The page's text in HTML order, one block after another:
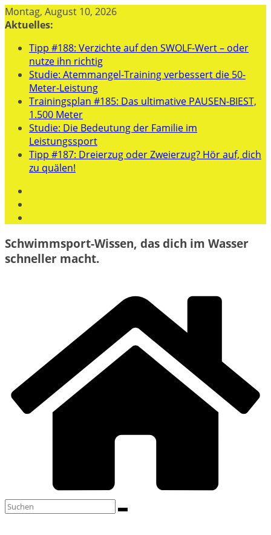
Zum
Inhalt
Montag, August 10, 2026
Aktuelles:
Tipp #188: Verzichte auf den SWOLF-Wert – oder
nutze ihn richtig
Studie: Atemmangel-Training verbessert die 50-
Meter-Leistung
Trainingsplan #185: Das ultimative PAUSEN-BIEST,
1.500 Meter
Studie: Die Bedeutung der Familie im
Leistungssport
Tipp #187: Dreierzug oder Zweierzug? Hör auf, dich
zu quälen!
Schwimmsport-Wissen, das dich im Wasser
schneller macht.